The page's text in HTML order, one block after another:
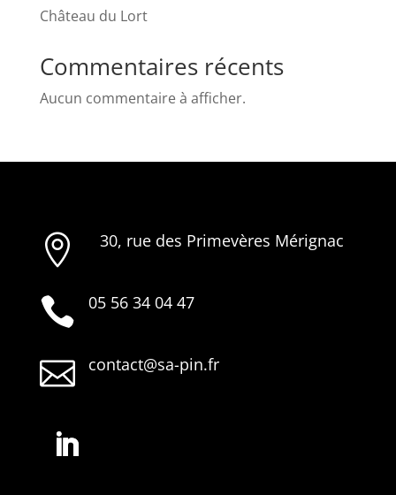
Château du Lort
Commentaires récents
Aucun commentaire à afficher.
 30, rue des Primevères Mérignac
 05 56 34 04 47
 contact@sa-pin.fr